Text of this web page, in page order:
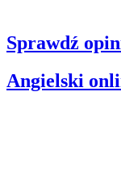
Sprawdź
Angielski